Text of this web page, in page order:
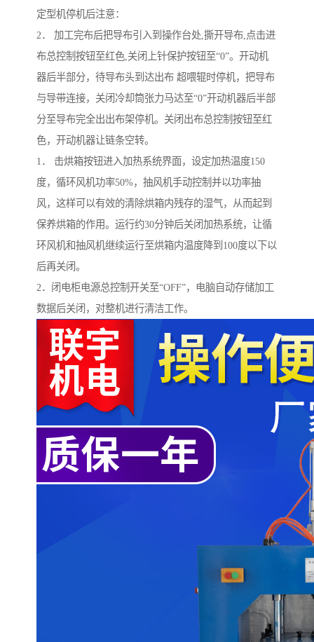
定型机停机后注意：
2． 加工完布后把导布引入到操作台处,撕开导布,点击进
布总控制按钮至红色,关闭上针保护按钮至“0”。开动机
器后半部分，待导布头到达出布 超喂辊时停机，把导布
与导带连接，关闭冷却筒张力马达至“0”开动机器后半部
分至导布完全出出布架停机。关闭出布总控制按钮至红
色，开动机器让链条空转。
1． 击烘箱按钮进入加热系统界面，设定加热温度150
度，循环风机功率50%，抽风机手动控制并以功率抽
风，这样可以有效的清除烘箱内残存的湿气，从而起到
保养烘箱的作用。运行约30分钟后关闭加热系统，让循
环风机和抽风机继续运行至烘箱内温度降到100度以下以
后再关闭。
2．闭电柜电源总控制开关至“OFF”，电脑自动存储加工
数据后关闭，对整机进行清洁工作。